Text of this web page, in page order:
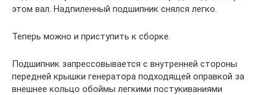
этом вал. Надпиленный подшипник снялся легко.
Теперь можно и приступить к сборке.
Подшипник запрессовывается с внутренней стороны
передней крышки генератора подходящей оправкой за
внешнее кольцо обоймы легкими постукиваниями